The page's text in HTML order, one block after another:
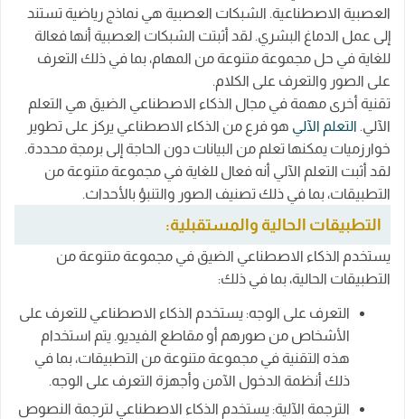
العصبية الاصطناعية. الشبكات العصبية هي نماذج رياضية تستند
إلى عمل الدماغ البشري. لقد أثبتت الشبكات العصبية أنها فعالة
للغاية في حل مجموعة متنوعة من المهام، بما في ذلك التعرف
على الصور والتعرف على الكلام.
تقنية أخرى مهمة في مجال الذكاء الاصطناعي الضيق هي التعلم
الآلي. التعلم الآلي هو فرع من الذكاء الاصطناعي يركز على تطوير
خوارزميات يمكنها تعلم من البيانات دون الحاجة إلى برمجة محددة.
لقد أثبت التعلم الآلي أنه فعال للغاية في مجموعة متنوعة من
التطبيقات، بما في ذلك تصنيف الصور والتنبؤ بالأحداث.
التطبيقات الحالية والمستقبلية:
يستخدم الذكاء الاصطناعي الضيق في مجموعة متنوعة من
التطبيقات الحالية، بما في ذلك:
التعرف على الوجه: يستخدم الذكاء الاصطناعي للتعرف على
الأشخاص من صورهم أو مقاطع الفيديو. يتم استخدام
هذه التقنية في مجموعة متنوعة من التطبيقات، بما في
ذلك أنظمة الدخول الآمن وأجهزة التعرف على الوجه.
الترجمة الآلية: يستخدم الذكاء الاصطناعي لترجمة النصوص